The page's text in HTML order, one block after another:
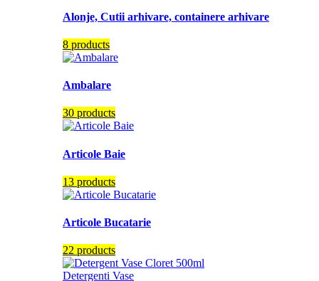
Alonje, Cutii arhivare, containere arhivare
8 products
Ambalare
30 products
Articole Baie
13 products
Articole Bucatarie
22 products
Detergenti Vase